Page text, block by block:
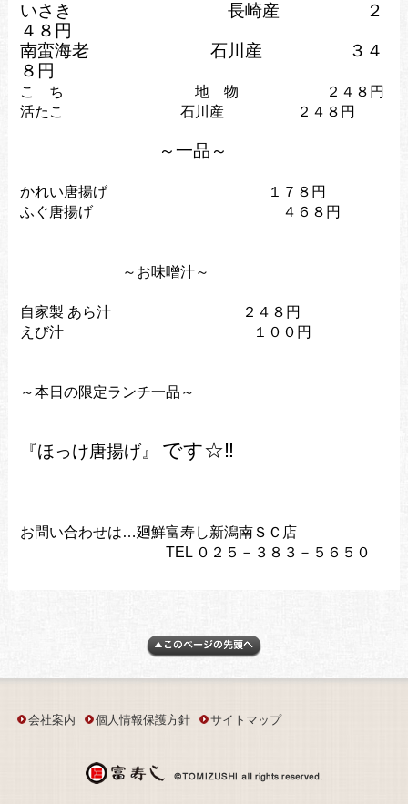
いさき 長崎産 ２
４８円
南蛮海老 石川産 ３４
８円
こ ち 地 物 ２４８円
活たこ 石川産 ２４８円
～一品～
かれい唐揚げ １７８円
ふぐ唐揚げ ４６８円
～お味噌汁～
自家製 あら汁 ２４８円
えび汁 １００円
～本日の限定ランチ一品～
『ほっけ唐揚げ』 です☆‼
お問い合わせは…廻鮮富寿し新潟南ＳＣ店
TEL ０２５－３８３－５６５０
会社案内 個人情報保護方針 サイトマップ